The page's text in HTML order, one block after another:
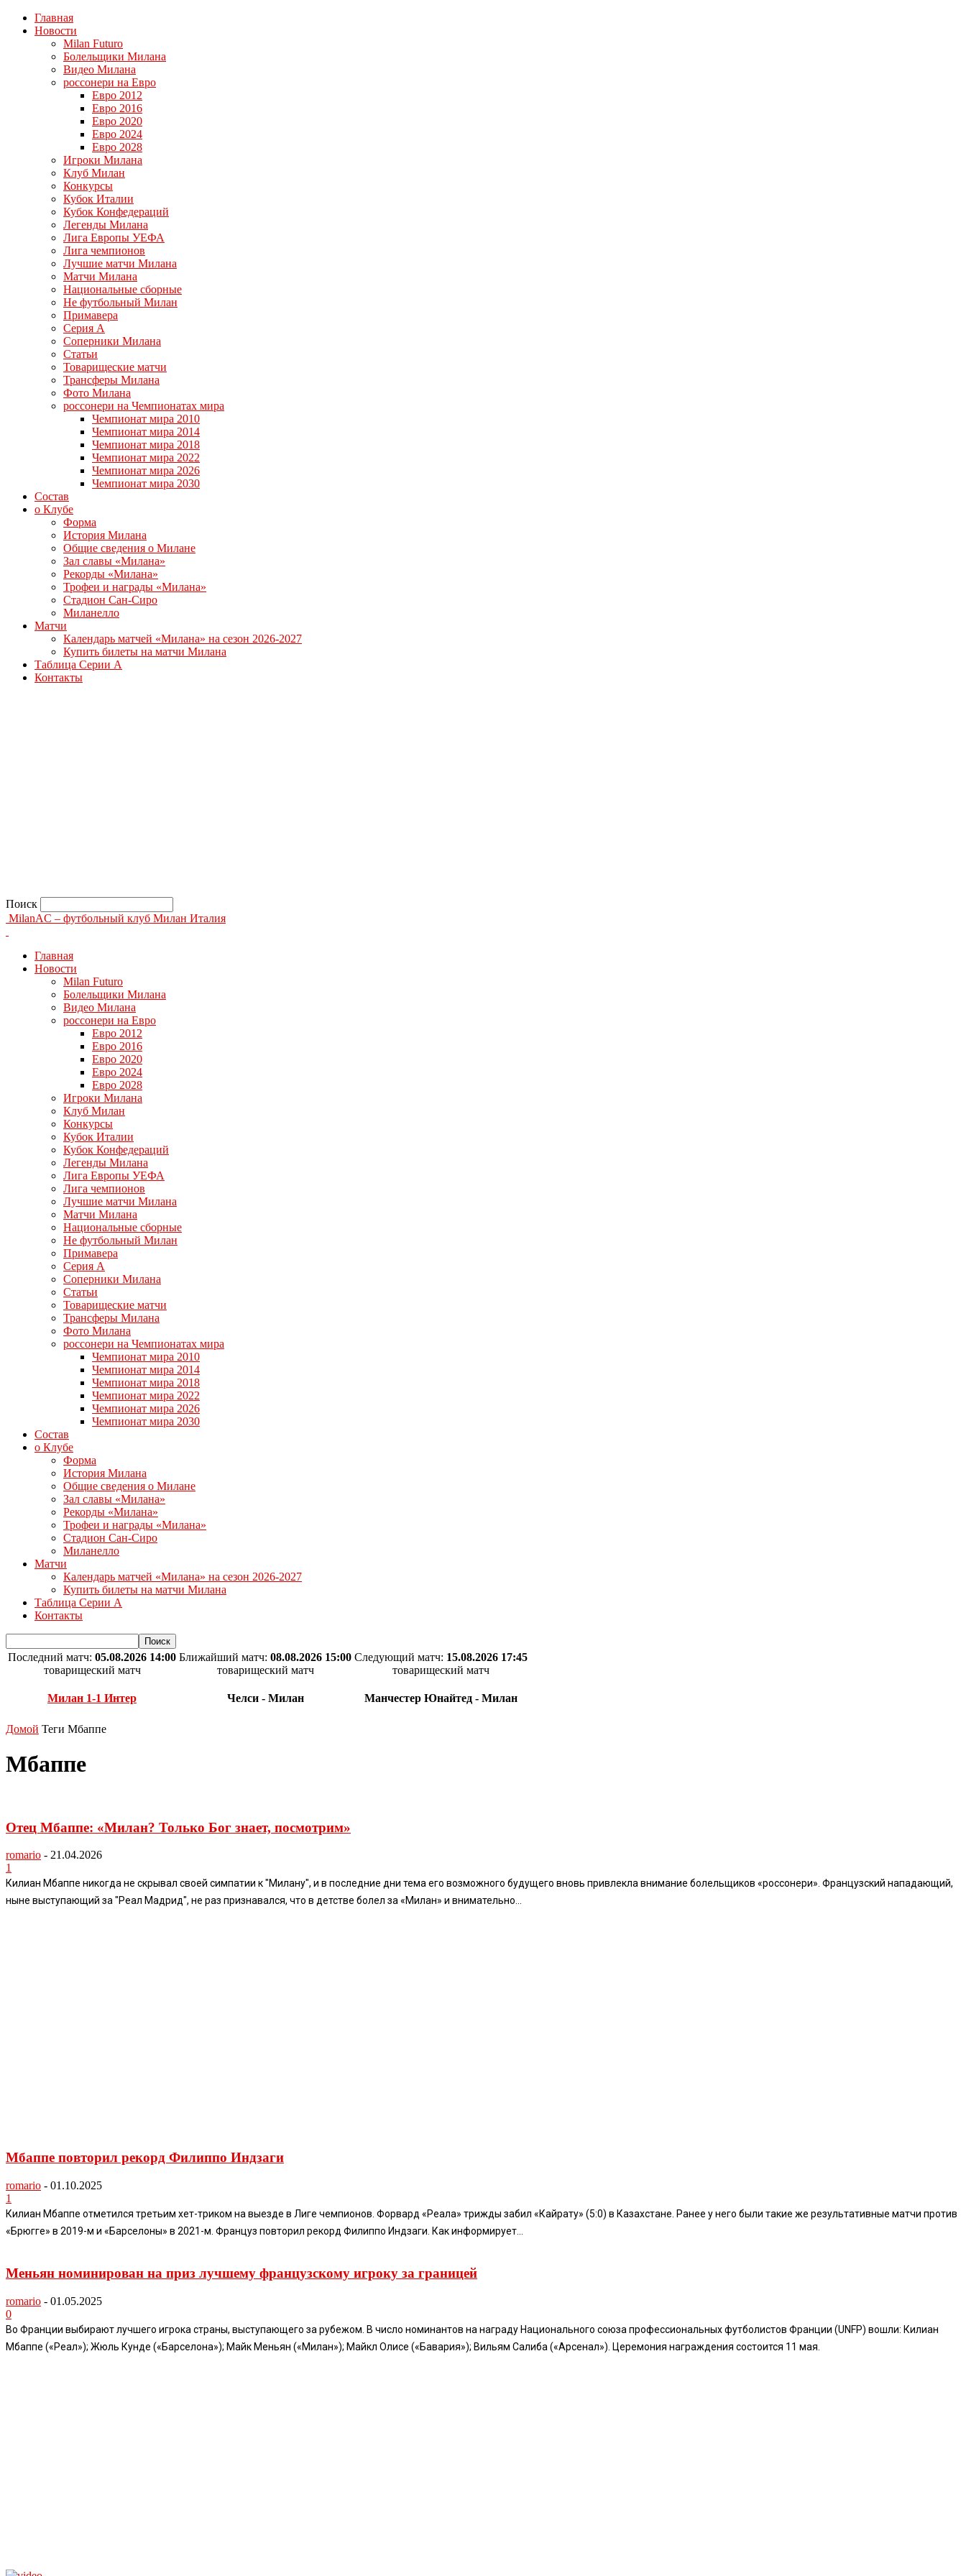
Главная
Новости
Milan Futuro
Болельщики Милана
Видео Милана
россонери на Евро
Евро 2012
Евро 2016
Евро 2020
Евро 2024
Евро 2028
Игроки Милана
Клуб Милан
Конкурсы
Кубок Италии
Кубок Конфедераций
Легенды Милана
Лига Европы УЕФА
Лига чемпионов
Лучшие матчи Милана
Матчи Милана
Национальные сборные
Не футбольный Милан
Примавера
Серия А
Соперники Милана
Статьи
Товарищеские матчи
Трансферы Милана
Фото Милана
россонери на Чемпионатах мира
Чемпионат мира 2010
Чемпионат мира 2014
Чемпионат мира 2018
Чемпионат мира 2022
Чемпионат мира 2026
Чемпионат мира 2030
Состав
о Клубе
Форма
История Милана
Общие сведения о Милане
Зал славы «Милана»
Рекорды «Милана»
Трофеи и награды «Милана»
Стадион Сан-Сиро
Миланелло
Матчи
Календарь матчей «Милана» на сезон 2026-2027
Купить билеты на матчи Милана
Таблица Серии А
Контакты
Поиск
MilanAC – футбольный клуб Милан Италия
Главная
Новости
Milan Futuro
Болельщики Милана
Видео Милана
россонери на Евро
Евро 2012
Евро 2016
Евро 2020
Евро 2024
Евро 2028
Игроки Милана
Клуб Милан
Конкурсы
Кубок Италии
Кубок Конфедераций
Легенды Милана
Лига Европы УЕФА
Лига чемпионов
Лучшие матчи Милана
Матчи Милана
Национальные сборные
Не футбольный Милан
Примавера
Серия А
Соперники Милана
Статьи
Товарищеские матчи
Трансферы Милана
Фото Милана
россонери на Чемпионатах мира
Чемпионат мира 2010
Чемпионат мира 2014
Чемпионат мира 2018
Чемпионат мира 2022
Чемпионат мира 2026
Чемпионат мира 2030
Состав
о Клубе
Форма
История Милана
Общие сведения о Милане
Зал славы «Милана»
Рекорды «Милана»
Трофеи и награды «Милана»
Стадион Сан-Сиро
Миланелло
Матчи
Календарь матчей «Милана» на сезон 2026-2027
Купить билеты на матчи Милана
Таблица Серии А
Контакты
Последний матч: 05.08.2026 14:00
товарищеский матч
Милан 1-1 Интер
Ближайший матч: 08.08.2026 15:00
товарищеский матч
Челси - Милан
Следующий матч: 15.08.2026 17:45
товарищеский матч
Манчестер Юнайтед - Милан
Домой Теги Мбаппе
Мбаппе
Отец Мбаппе: «Милан? Только Бог знает, посмотрим»
romario - 21.04.2026
1
Килиан Мбаппе никогда не скрывал своей симпатии к "Милану", и в последние дни тема его возможного будущего вновь привлекла внимание болельщиков «россонери». Французский нападающий,
ныне выступающий за "Реал Мадрид", не раз признавался, что в детстве болел за «Милан» и внимательно...
Мбаппе повторил рекорд Филиппо Индзаги
romario - 01.10.2025
1
Килиан Мбаппе отметился третьим хет-триком на выезде в Лиге чемпионов. Форвард «Реала» трижды забил «Кайрату» (5:0) в Казахстане. Ранее у него были такие же результативные матчи против
«Брюгге» в 2019-м и «Барселоны» в 2021-м. Француз повторил рекорд Филиппо Индзаги. Как информирует...
Меньян номинирован на приз лучшему французскому игроку за границей
romario - 01.05.2025
0
Во Франции выбирают лучшего игрока страны, выступающего за рубежом. В число номинантов на награду Национального союза профессиональных футболистов Франции (UNFP) вошли: Килиан
Мбаппе («Реал»); Жюль Кунде («Барселона»); Майк Меньян («Милан»); Майкл Олисе («Бавария»); Вильям Салиба («Арсенал»). Церемония награждения состоится 11 мая.